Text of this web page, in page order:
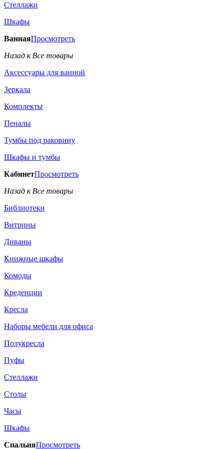
Стеллажи
Шкафы
ВаннаяПросмотреть
Назад к Все товары
Аксессуары для ванной
Зеркала
Комплекты
Пеналы
Тумбы под раковину
Шкафы и тумбы
КабинетПросмотреть
Назад к Все товары
Библиотеки
Витрины
Диваны
Книжные шкафы
Комоды
Креденции
Кресла
Наборы мебели для офиса
Полукресла
Пуфы
Стеллажи
Столы
Часы
Шкафы
СпальняПросмотреть